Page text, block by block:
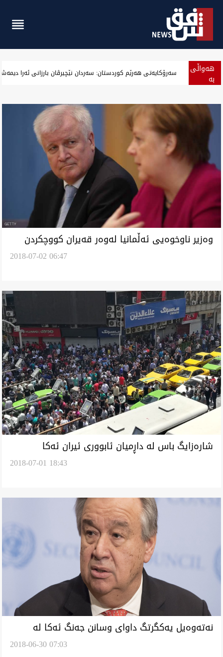
هەواڵی
بە ‏بەرزەوبوین نرخ دۆلار لە بەغداد و جیگیربوینی لە هەولێر وەگەرد
وه‌زير ناوخوه‌يى ئه‌ڵمانيا له‌وه‌ر قه‌يران كووچكردن
2018-07-02 06:47
شاره‌زايگ باس له‌ داڕميان ئابوورى ئيران ئه‌كا
2018-07-01 18:43
نه‌ته‌وه‌يل يه‌كگرتگ داواى وسانن جه‌نگ ئه‌كا له‌
2018-06-30 07:03